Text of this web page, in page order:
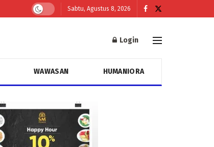
Sabtu, Agustus 8, 2026
Login
WAWASAN HUMANIORA